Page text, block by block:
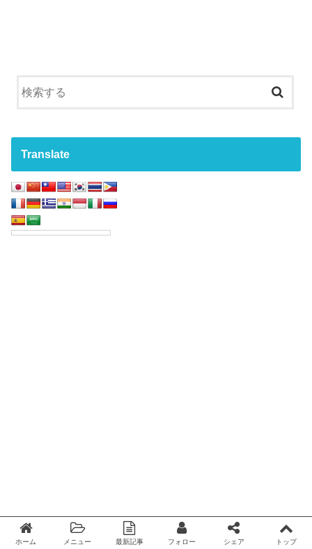
Translate
ホーム メニュー 最新記事 フォロー シェア トップ
Twitter facebook